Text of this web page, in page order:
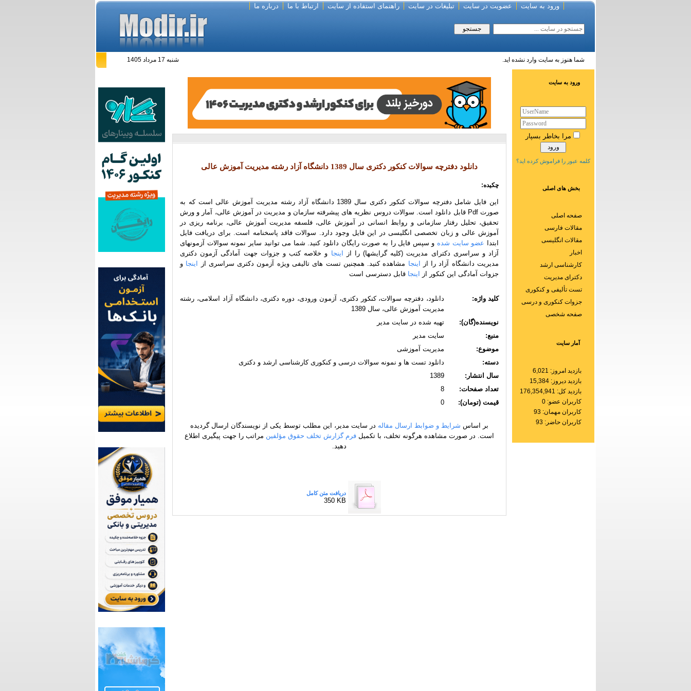
ورود به سایت عضویت در سایت تبلیغات در سایت راهنمای استفاده از سایت ارتباط با ما درباره ما
شما هنوز به سایت وارد نشده اید. شنبه 17 مرداد 1405
ورود به سایت
مرا بخاطر بسپار
کلمه عبور را فراموش کرده اید؟
بخش های اصلی
صفحه اصلی
مقالات فارسی
مقالات انگلیسی
اخبار
کارشناسی ارشد
دکترای مدیریت
تست تألیفی و کنکوری
جزوات کنکوری و درسی
صفحه شخصی
آمار سایت
بازدید امروز: 6,021
بازدید دیروز: 15,384
بازدید کل: 176,354,941
کاربران عضو: 0
کاربران مهمان: 93
کاربران حاضر: 93
دانلود دفترچه سوالات کنکور دکتری سال 1389 دانشگاه آزاد رشته مدیریت آموزش عالی
چکیده:
این فایل شامل دفترچه سوالات کنکور دکتری سال 1389 دانشگاه آزاد رشته مدیریت آموزش عالی است که به
صورت Pdf قابل دانلود است. سوالات دروس نظریه های پیشرفته سازمان و مدیریت در آموزش عالی، آمار و ورش
تحقیق، تحلیل رفتار سازمانی و روابط انسانی در آموزش عالی، فلسفه مدیریت آموزش عالی، برنامه ریزی در
آموزش عالی و زبان تخصصی انگلیسی در این فایل وجود دارد. سوالات فاقد پاسخنامه است. برای دریافت فایل
ابتدا عضو سایت شده و سپس فایل را به صورت رایگان دانلود کنید. شما می توانید سایر نمونه سوالات آزمونهای
آزاد و سراسری دکترای مدیریت (کلیه گرایشها) را از
اینجا و خلاصه کتب و جزوات جهت آمادگی آزمون دکتری
مدیریت دانشگاه آزاد را از
اینجا مشاهده کنید. همچنین تست های تالیفی ویژه آزمون دکتری سراسری از اینجا و
جزوات آمادگی این کنکور از
اینجا قابل دسترسی است
کلید واژه:
دانلود، دفترچه سوالات، کنکور دکتری، آزمون ورودی، دوره دکتری، دانشگاه آزاد اسلامی، رشته
مدیریت آموزش عالی، سال 1389
نویسنده(گان):
تهیه شده در سایت مدیر
منبع:
سایت مدیر
موضوع:
مدیریت آموزشی
دسته:
دانلود تست ها و نمونه سوالات درسی و کنکوری کارشناسی ارشد و دکتری
سال انتشار:
1389
تعداد صفحات:
8
قیمت (تومان):
0
بر اساس شرایط و ضوابط ارسال مقاله در سایت مدیر، این مطلب توسط یکی از نویسندگان ارسال گردیده
است. در صورت مشاهده هرگونه تخلف، با تکمیل فرم گزارش تخلف حقوق مؤلفین مراتب را جهت پیگیری اطلاع
دهید.
دریافت متن کامل
350 KB